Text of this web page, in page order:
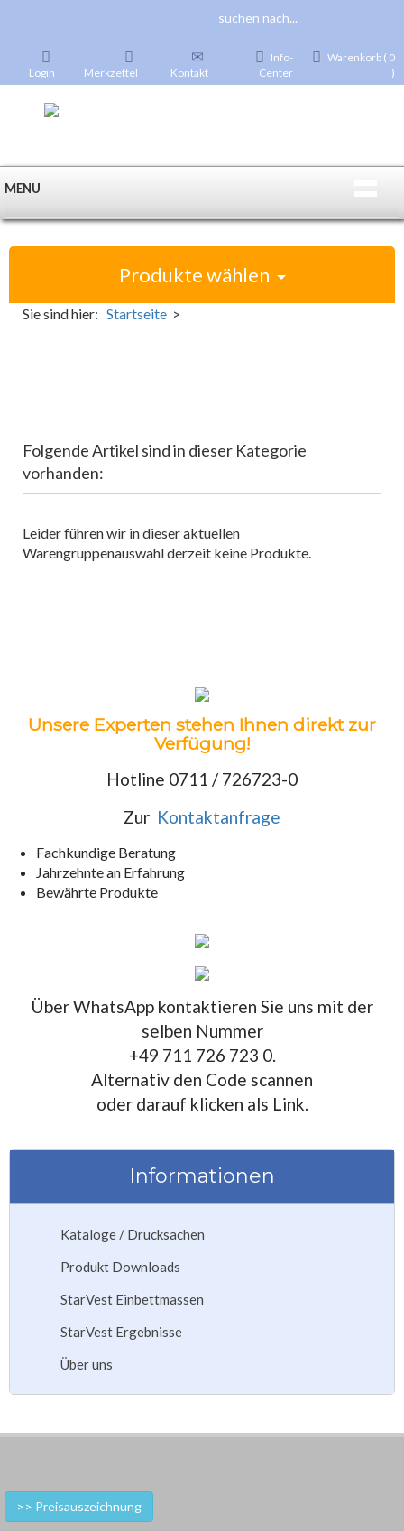
Login Merkzettel Kontakt
Info-
Center
Warenkorb ( 0
)
MENU
Produkte wählen
Sie sind hier: Startseite >
Folgende Artikel sind in dieser Kategorie
vorhanden:
Leider führen wir in dieser aktuellen
Warengruppenauswahl derzeit keine Produkte.
Unsere Experten stehen Ihnen direkt zur
Verfügung!
Hotline 0711 / 726723-0
Zur Kontaktanfrage
Fachkundige Beratung
Jahrzehnte an Erfahrung
Bewährte Produkte
Über WhatsApp kontaktieren Sie uns mit der
selben Nummer
+49 711 726 723 0.
Alternativ den Code scannen
oder darauf klicken als Link.
Informationen
Kataloge / Drucksachen
Produkt Downloads
StarVest Einbettmassen
StarVest Ergebnisse
Über uns
>> Preisauszeichnung